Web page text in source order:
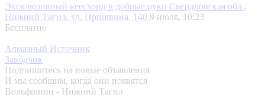
Эксклюзивный кеесхонд в добрые руки Свердловская обл.,
Нижний Тагил, ул. Пришвина, 140 9 июля, 10:23
Бесплатно
Алмазный Источник
Заводчик
Подпишитесь на новые объявления
И мы сообщим, когда они появятся
Вольфшпиц - Нижний Тагил